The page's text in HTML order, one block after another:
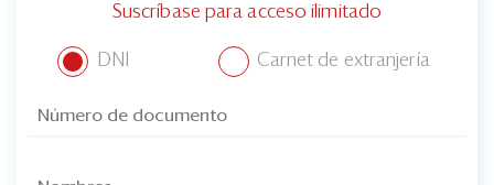
Suscríbase para acceso ilimitado
DNI Carnet de extranjería